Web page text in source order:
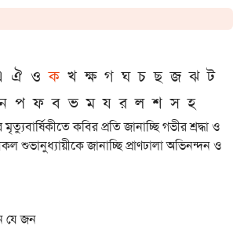
ঐ ও ক খ ক্ষ গ ঘ চ ছ জ ঝ ট
প ফ ব ভ ম য র ল শ স হ
কবির প্রতি জানাচ্ছি গভীর শ্রদ্ধা ও
শুভানুধ্যায়ীকে জানাচ্ছি প্রাণঢালা অভিনন্দন ও
যে জন